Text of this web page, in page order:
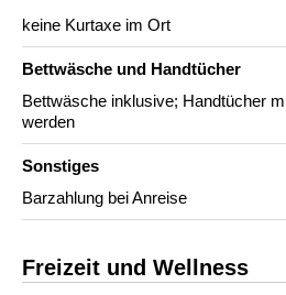
keine Kurtaxe im Ort
Bettwäsche und Handtücher
Bettwäsche inklusive; Handtücher
werden
Sonstiges
Barzahlung bei Anreise
Freizeit und Wellness